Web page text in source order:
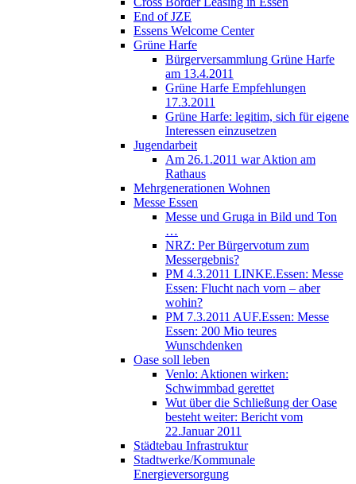
End of JZE
Essens Welcome Center
Grüne Harfe
Bürgerversammlung Grüne Harfe
am 13.4.2011
Grüne Harfe Empfehlungen
17.3.2011
Grüne Harfe: legitim, sich für eigene
Interessen einzusetzen
Jugendarbeit
Am 26.1.2011 war Aktion am
Rathaus
Mehrgenerationen Wohnen
Messe Essen
Messe und Gruga in Bild und Ton
…
NRZ: Per Bürgervotum zum
Messergebnis?
PM 4.3.2011 LINKE.Essen: Messe
Essen: Flucht nach vorn – aber
wohin?
PM 7.3.2011 AUF.Essen: Messe
Essen: 200 Mio teures
Wunschdenken
Oase soll leben
Venlo: Aktionen wirken:
Schwimmbad gerettet
Wut über die Schließung der Oase
besteht weiter: Bericht vom
22.Januar 2011
Städtebau Infrastruktur
Stadtwerke/Kommunale
Energieversorgung